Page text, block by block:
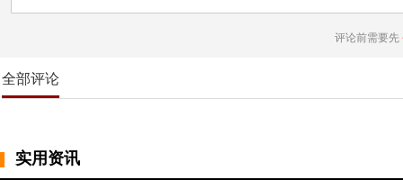
评论前需要先
全部评论
实用资讯